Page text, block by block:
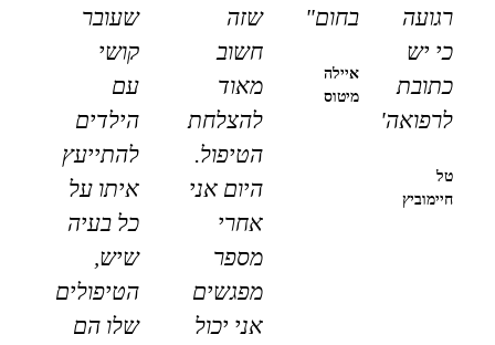
רגועה
כי יש
כתובת
לרפואה"
טל
חיימוביץ
בחום"
איילה
מיטוס
שזה
חשוב
מאוד
להצלחת
הטיפול.
היום אני
אחרי
מספר
מפגשים
אני יכול
שעובר
קושי
עם
הילדים
להתייעץ
איתו על
כל בעיה
שיש,
הטיפולים
שלו הם